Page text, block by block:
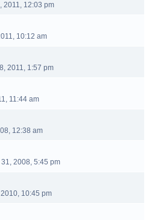
2011, 12:03 pm
10:12 am
2011, 1:57 pm
11:44 am
12:38 am
2008, 5:45 pm
10:45 pm